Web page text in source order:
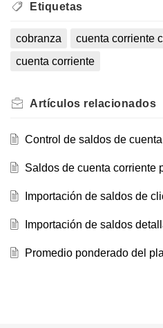
Etiquetas
cobranza cuenta corriente
cuenta corriente
Artículos relacionados
Control de saldos de
Saldos de cuenta corriente
Importación de saldos de
Importación de saldos
Promedio ponderado del